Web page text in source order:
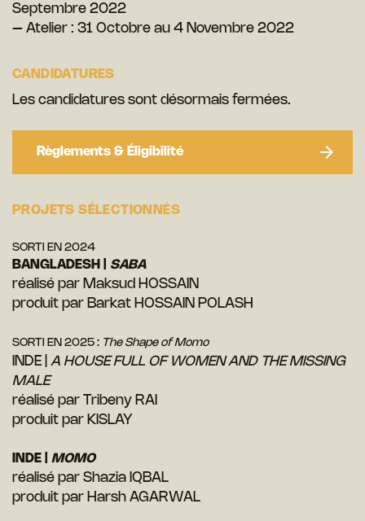
Septembre 2022
– Atelier : 31 Octobre au 4 Novembre 2022
CANDIDATURES
Les candidatures sont désormais fermées.
Règlements & Éligibilité
PROJETS SÉLECTIONNÉS
SORTI EN 2024
BANGLADESH | SABA
réalisé par Maksud HOSSAIN
produit par Barkat HOSSAIN POLASH
SORTI EN 2025 : The Shape of Momo
INDE | A HOUSE FULL OF WOMEN AND THE MISSING
MALE
réalisé par Tribeny RAI
produit par KISLAY
INDE | MOMO
réalisé par Shazia IQBAL
produit par Harsh AGARWAL